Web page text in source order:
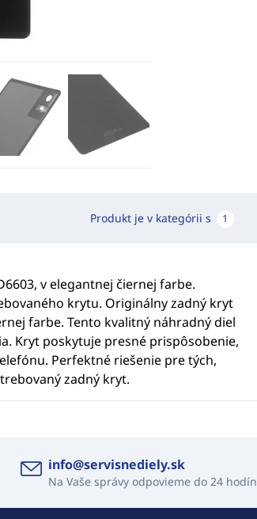
Produkt je v kategórii s 1
v elegantnej čiernej farbe.
krytu. Originálny zadný kryt
farbe. Tento kvalitný náhradný diel
Kryt poskytuje presné prispôsobenie,
Perfektné riešenie pre tých,
zadný kryt.
info@servisnediely.sk
Na Vaše správy odpovieme do 24 hodín